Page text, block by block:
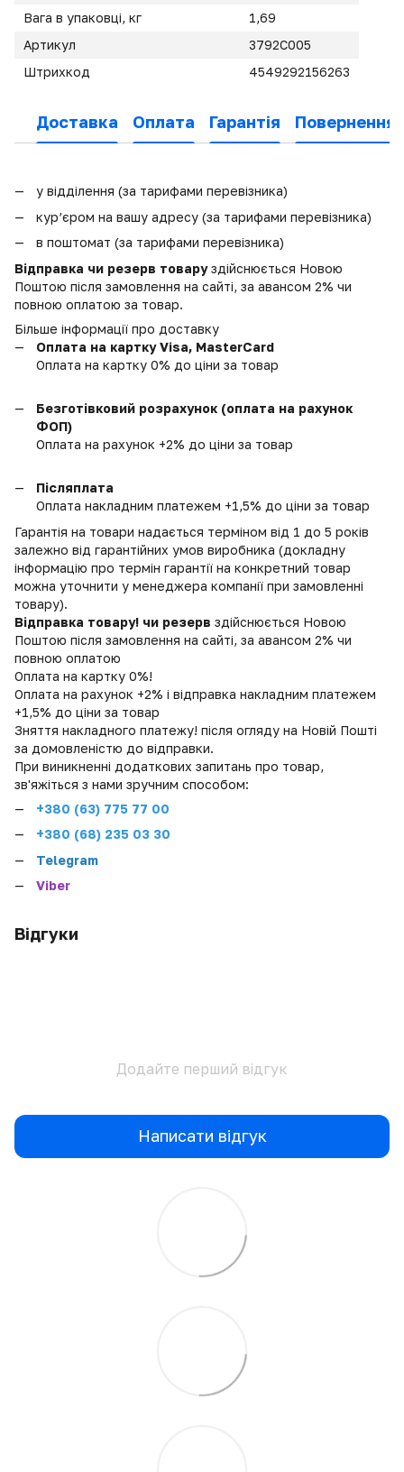
Вага в упаковці, кг
1,69
Артикул
3792C005
Штрихкод
4549292156263
Доставка Оплата Гарантія Повернення
у відділення (за тарифами перевізника)
кур’єром на вашу адресу (за тарифами перевізника)
в поштомат (за тарифами перевізника)
Відправка чи резерв товаруздійснюється Новою
Поштою після замовлення на сайті, за авансом 2% чи
повною оплатою за товар.
Більше інформації про доставку
Оплата на картку Visa, MasterCard
Оплата на картку 0% до ціни за товар
Безготівковий розрахунок (оплата на рахунок
ФОП)
Оплата на рахунок +2% до ціни за товар
Післяплата
Оплата накладним платежем +1,5% до ціни за товар
Гарантія на товари надається терміном від 1 до 5 років
залежно від гарантійних умов виробника (докладну
інформацію про термін гарантії на конкретний товар
можна уточнити у менеджера компанії при замовленні
товару).
Відправка товару! чи резерв здійснюється Новою
Поштою після замовлення на сайті, за авансом 2% чи
повною оплатою
Оплата на картку 0%!
Оплата на рахунок +2% і відправка накладним платежем
+1,5% до ціни за товар
Зняття накладного платежу! після огляду на Новій Пошті
за домовленістю до відправки.
При виникненні додаткових запитань про товар,
зв'яжіться з нами зручним способом:
+380 (63) 775 77 00
+380 (68) 235 03 30
Telegram
Viber
Відгуки
Додайте перший відгук
Написати відгук